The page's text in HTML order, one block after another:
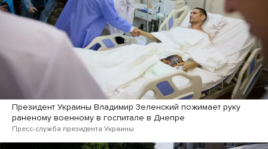
Президент Украины Владимир Зеленский пожимает руку
раненому военному в госпитале в Днепре
Пресс-служба президента Украины